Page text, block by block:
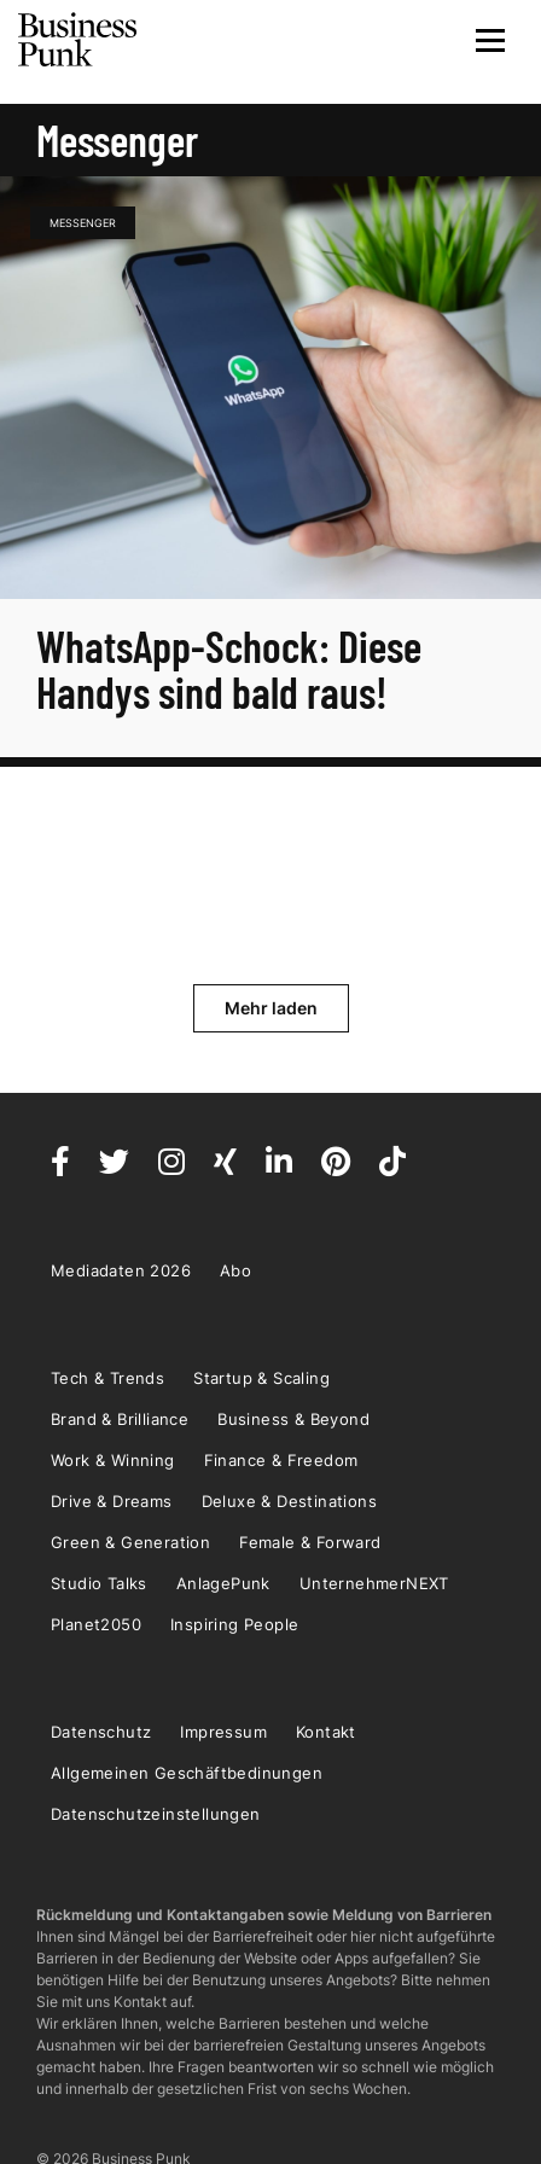
Messenger
MESSENGER
WhatsApp-Schock: Diese
Handys sind bald raus!
Mehr laden
Mediadaten 2026 Abo
Tech & Trends Startup & Scaling
Brand & Brilliance Business & Beyond
Work & Winning Finance & Freedom
Drive & Dreams Deluxe & Destinations
Green & Generation Female & Forward
Studio Talks AnlagePunk UnternehmerNEXT
Planet2050 Inspiring People
Datenschutz Impressum Kontakt
Allgemeinen Geschäftbedinungen
Datenschutzeinstellungen
Rückmeldung und Kontaktangaben sowie Meldung von Barrieren
Ihnen sind Mängel bei der Barrierefreiheit oder hier nicht aufgeführte
Barrieren in der Bedienung der Website oder Apps aufgefallen? Sie
benötigen Hilfe bei der Benutzung unseres Angebots? Bitte nehmen
Sie mit uns Kontakt auf.
Wir erklären Ihnen, welche Barrieren bestehen und welche
Ausnahmen wir bei der barrierefreien Gestaltung unseres Angebots
gemacht haben. Ihre Fragen beantworten wir so schnell wie möglich
und innerhalb der gesetzlichen Frist von sechs Wochen.
© 2026 Business Punk